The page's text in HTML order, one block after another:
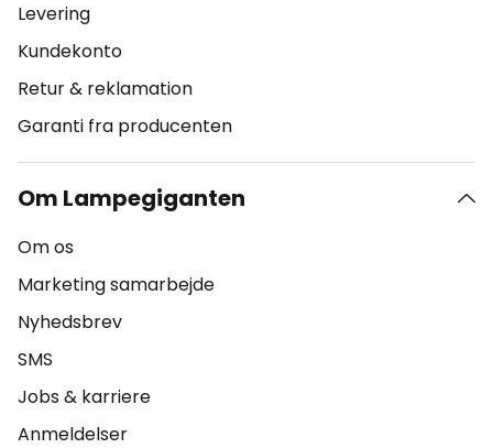
Levering
Kundekonto
Retur & reklamation
Garanti fra producenten
Om Lampegiganten
Om os
Marketing samarbejde
Nyhedsbrev
SMS
Jobs & karriere
Anmeldelser